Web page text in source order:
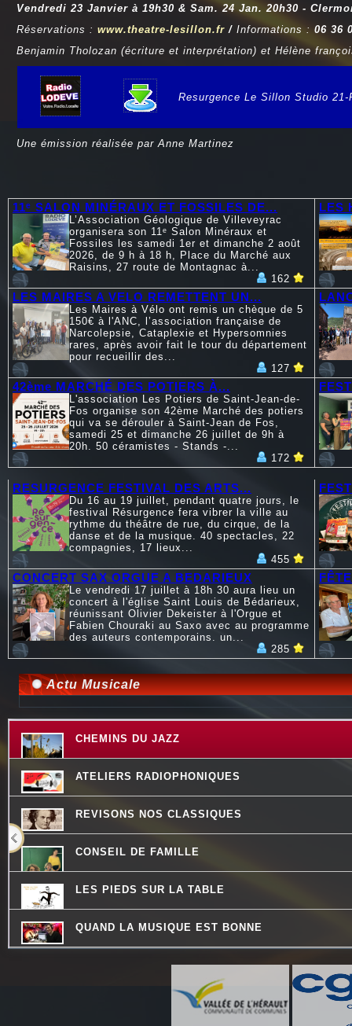
Vendredi 23 Janvier à 19h30 & Sam. 24 Jan. 20h30 -
Réservations : www.theatre-lesillon.fr / Informations : 06 36
Benjamin Tholozan (écriture et interprétation) et Hélène
Resurgence Le Sillon Studio
Une émission réalisée par Anne Martinez
11ᵉ SALON MINÉRAUX ET FOSSILES DE...
L’Association Géologique de Villeveyrac
organisera son 11ᵉ Salon Minéraux et
Fossiles les samedi 1er et dimanche 2 août
2026, de 9 h à 18 h, Place du Marché aux
Raisins, 27 route de Montagnac à...
162
LES
LES MAIRES A VELO REMETTENT UN...
Les Maires à Vélo ont remis un chèque de 5
150€ à l'ANC, l’association française de
Narcolepsie, Cataplexie et Hypersomnies
rares, après avoir fait le tour du département
pour recueillir des...
127
42ème MARCHÉ DES POTIERS À...
L'association Les Potiers de Saint-Jean-de-
Fos organise son 42ème Marché des potiers
qui va se dérouler à Saint-Jean de Fos,
samedi 25 et dimanche 26 juillet de 9h à
20h. 50 céramistes - Stands -...
172
RESURGENCE FESTIVAL DES ARTS...
Du 16 au 19 juillet, pendant quatre jours, le
festival Résurgence fera vibrer la ville au
rythme du théâtre de rue, du cirque, de la
danse et de la musique. 40 spectacles, 22
compagnies, 17 lieux...
455
CONCERT SAX ORGUE A BEDARIEUX
Le vendredi 17 juillet à 18h 30 aura lieu un
concert à l'église Saint Louis de Bédarieux,
réunissant Olivier Dekeister à l'Orgue et
Fabien Chouraki au Saxo avec au programme
des auteurs contemporains. un...
285
Actu Musicale
CHEMINS DU JAZZ
ATELIERS RADIOPHONIQUES
REVISONS NOS CLASSIQUES
CONSEIL DE FAMILLE
LES PIEDS SUR LA TABLE
QUAND LA MUSIQUE EST BONNE